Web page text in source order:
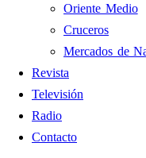
Oriente Medio
Cruceros
Mercados de
Revista
Televisión
Radio
Contacto